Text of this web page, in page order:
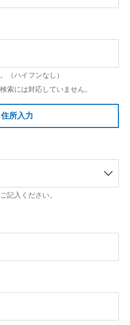
（ハイフンなし）
索には対応していません。
住所入力
記入ください。